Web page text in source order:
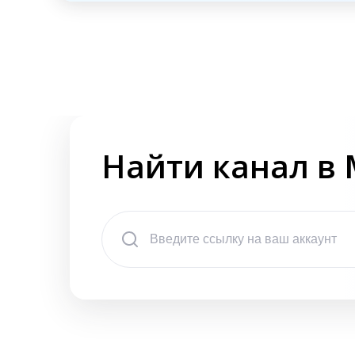
Найти канал в